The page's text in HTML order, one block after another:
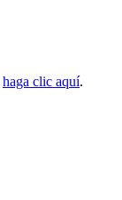
haga clic aquí.